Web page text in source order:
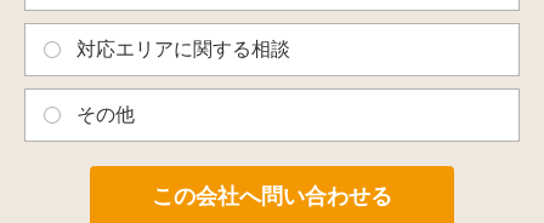
対応エリアに関する相談
その他